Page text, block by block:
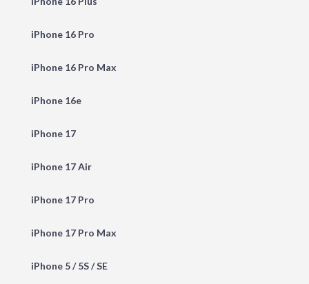
iPhone 16 Pro
iPhone 16 Pro Max
iPhone 16e
iPhone 17
iPhone 17 Air
iPhone 17 Pro
iPhone 17 Pro Max
iPhone 5 / 5S / SE